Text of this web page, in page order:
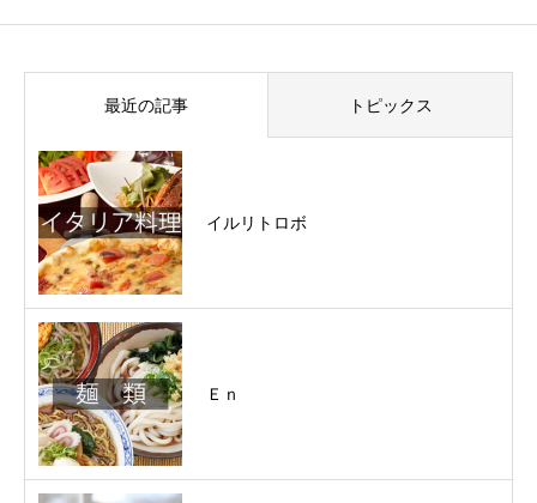
最近の記事 トピックス
イルリトロボ
Ｅｎ